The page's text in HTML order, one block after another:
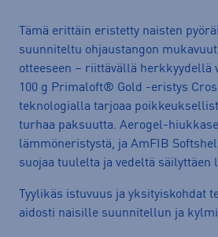
Tämä erittäin eristetty naisten
suunniteltu ohjaustangon
otteeseen – riittävällä herkkyydellä
100 g Primaloft® Gold -eristys
teknologialla tarjoaa
turhaa paksuutta. Aerogel-
lämmöneristystä, ja AmFIB
suojaa tuulelta ja vedeltä säilyttäen
Tyylikäs istuvuus ja yksityiskohdat
aidosti naisille suunnitellun ja